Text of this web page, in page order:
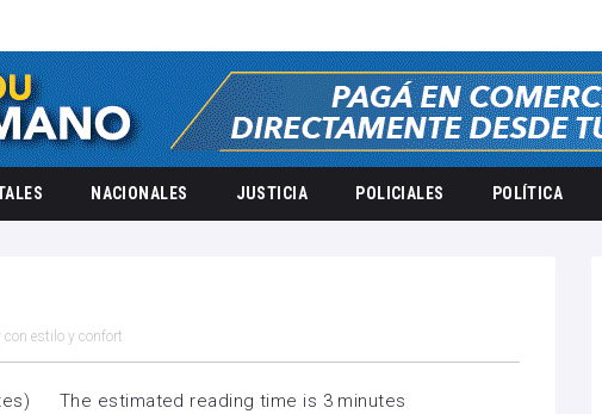
NACIONALES JUSTICIA POLICIALES POLÍTICA
con estilo y confort
) The estimated reading time is 3 minutes